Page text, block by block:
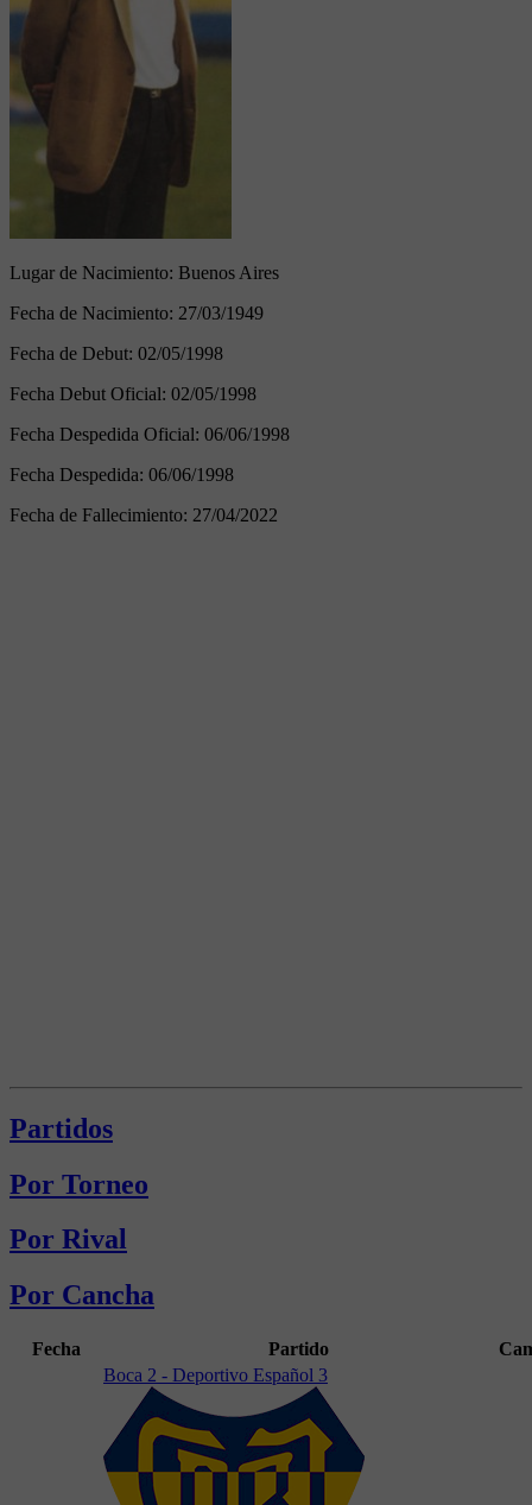
Lugar de Nacimiento: Buenos Aires
Fecha de Nacimiento: 27/03/1949
Fecha de Debut: 02/05/1998
Fecha Debut Oficial: 02/05/1998
Fecha Despedida Oficial: 06/06/1998
Fecha Despedida: 06/06/1998
Fecha de Fallecimiento: 27/04/2022
Partidos
Por Torneo
Por Rival
Por Cancha
Fecha Partido
Boca 2 - Deportivo Español 3